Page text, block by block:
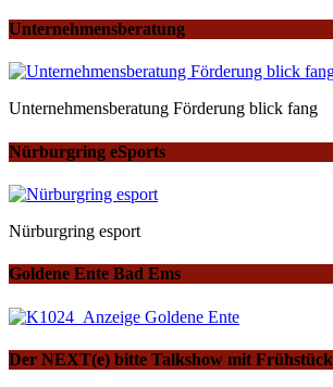
Unternehmensberatung
Unternehmensberatung Förderung blick fang
Nürburgring eSports
Nürburgring esport
Goldene Ente Bad Ems
Der NEXT(e) bitte Talkshow mit Frühstück